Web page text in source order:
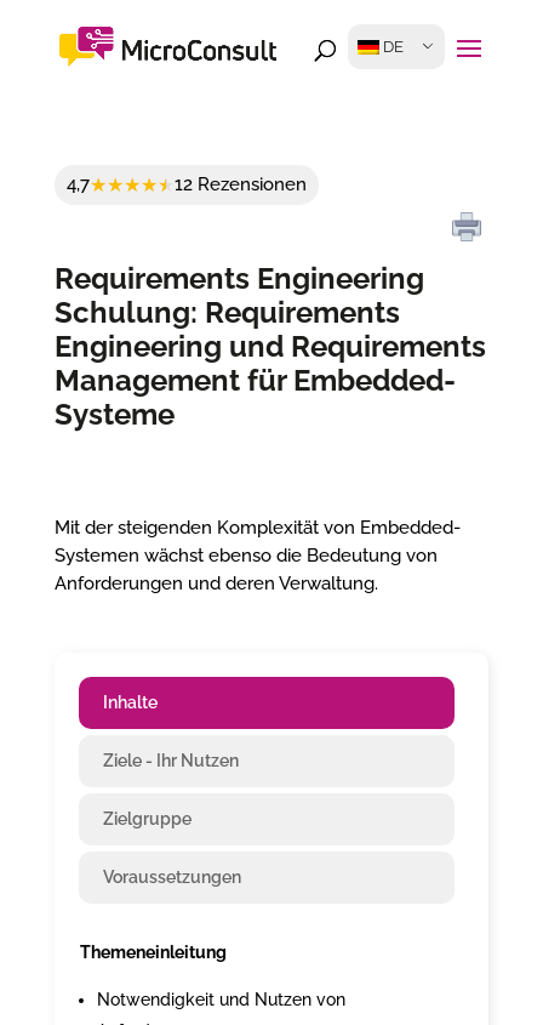
DE
4,7 12 Rezensionen
Requirements Engineering
Schulung: Requirements
Engineering und Requirements
Management für Embedded-
Systeme
Mit der steigenden Komplexität von Embedded-
Systemen wächst ebenso die Bedeutung von
Anforderungen und deren Verwaltung.
Inhalte
Ziele - Ihr Nutzen
Zielgruppe
Voraussetzungen
Themeneinleitung
Notwendigkeit und Nutzen von